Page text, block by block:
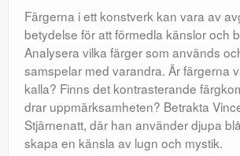
Färgerna i ett konstverk kan vara av
betydelse för att förmedla känslor och
Analysera vilka färger som används
samspelar med varandra. Är färgerna
kalla? Finns det kontrasterande
drar uppmärksamheten? Betrakta
Stjärnenatt, där han använder djupa
skapa en känsla av lugn och mystik.